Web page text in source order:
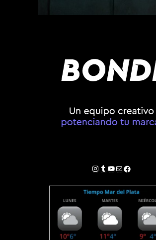
Instagram
Tumblr
YouTube
Correo electrónico
Facebook